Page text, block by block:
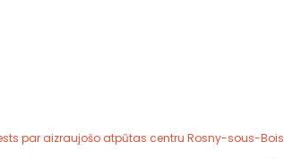
par aizraujošo atpūtas centru Rosny-sous-Bois